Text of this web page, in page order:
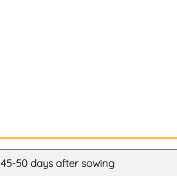
45-50 days after sowing